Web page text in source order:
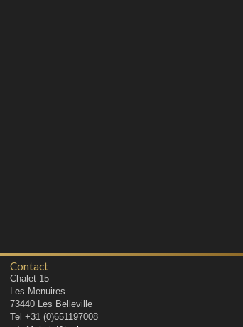
Contact
Chalet 15
Les Menuires
73440 Les Belleville
Tel +31 (0)651197008